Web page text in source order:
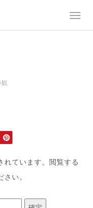
T
n
観
れています。閲覧する
い。